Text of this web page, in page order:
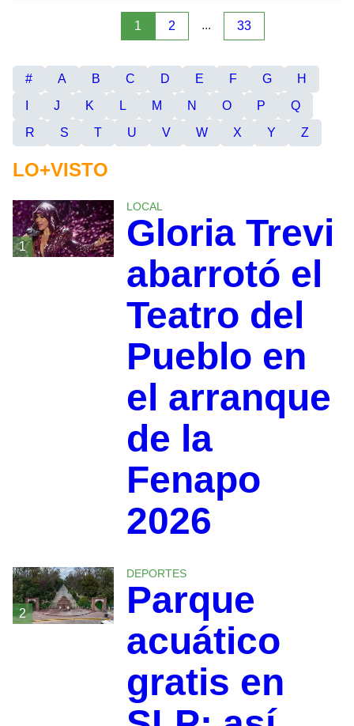
1 2 ... 33
# A B C D E F G
H
J K L M N O P
Q
R
S T U V W X Y Z
LO+VISTO
1
LOCAL
Gloria Trevi
abarrotó el
Teatro del
Pueblo en
el arranque
de la
Fenapo
2026
2
DEPORTES
Parque
acuático
gratis en